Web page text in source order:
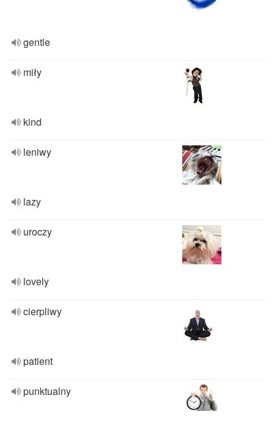
gentle
miły
kind
leniwy
lazy
uroczy
lovely
cierpliwy
patient
punktualny